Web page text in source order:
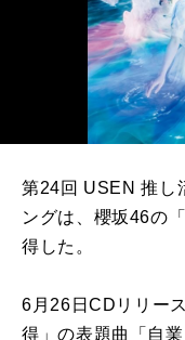
第24回 USEN 推し
ングは、櫻坂46の
得した。
6月26日CDリリー
得」の表題曲「自